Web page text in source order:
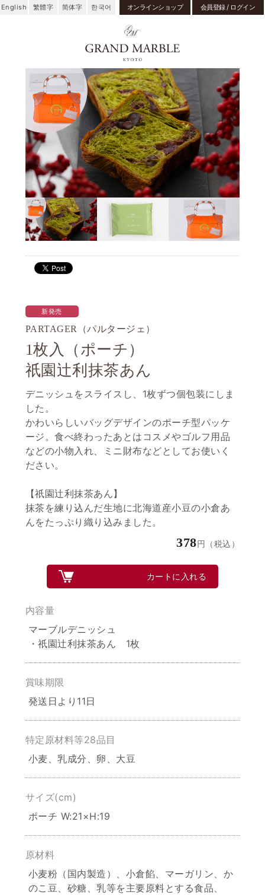
English 繁體字 简体字 한국어 オンラインショップ 会員登録 / ログイン
新発売
PARTAGER（パルタージェ）
1枚入（ポーチ）
祇園辻利抹茶あん
デニッシュをスライスし、1枚ずつ個包装にしま
した。
かわいらしいバッグデザインのポーチ型パッケ
ージ。食べ終わったあとはコスメやゴルフ用品
などの小物入れ、ミニ財布などとしてお使いく
ださい。
【祇園辻利抹茶あん】
抹茶を練り込んだ生地に北海道産小豆の小倉あ
んをたっぷり織り込みました。
378円（税込）
カートに入れる
内容量
マーブルデニッシュ
・祇園辻利抹茶あん 1枚
賞味期限
発送日より11日
特定原材料等28品目
小麦、乳成分、卵、大豆
サイズ(cm)
ポーチ W:21×H:19
原材料
小麦粉（国内製造）、小倉餡、マーガリン、か
のこ豆、砂糖、乳等を主要原料とする食品、